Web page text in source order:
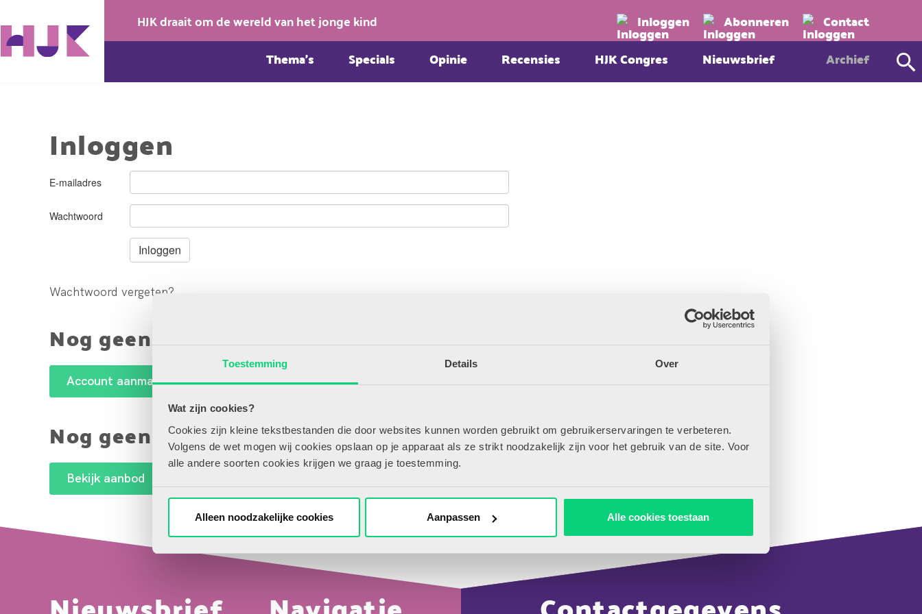
Toestemming Details Over
Wat zijn cookies?
Cookies zijn kleine tekstbestanden die door websites kunnen worden gebruikt om gebruikerservaringen te verbeteren.
Volgens de wet mogen wij cookies opslaan op je apparaat als ze strikt noodzakelijk zijn voor het gebruik van de site. Voor
alle andere soorten cookies krijgen we graag je toestemming.
Alleen noodzakelijke cookies Aanpassen Alle cookies toestaan
HJK draait om de wereld van het jonge kind Inloggen Abonneren
Contact
Thema’s
Specials Opinie Recensies HJK Congres Nieuwsbrief Archief
Zoeken
Inloggen
E-mailadres
Wachtwoord
Wachtwoord vergeten?
Nog geen account maar wel abonnee?
Account aanmaken
Nog geen abonnee?
Bekijk aanbod